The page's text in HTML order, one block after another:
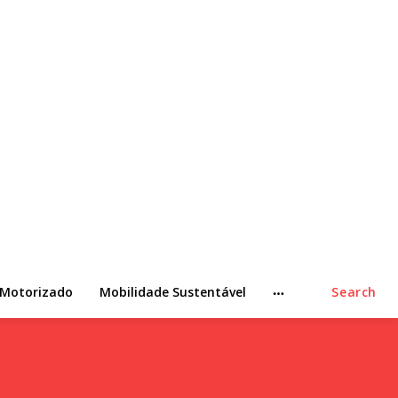
Mobilidade Sustentável Search